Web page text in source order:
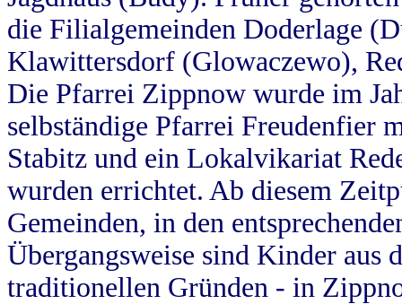
die Filialgemeinden Doderlage
Klawittersdorf (Glowaczewo),
Die Pfarrei Zippnow wurde im
selbständige Pfarrei Freudenfier
Stabitz und ein Lokalvikariat
wurden errichtet. Ab diesem
Gemeinden, in den
Übergangsweise sind Kinder aus
traditionellen Gründen - in